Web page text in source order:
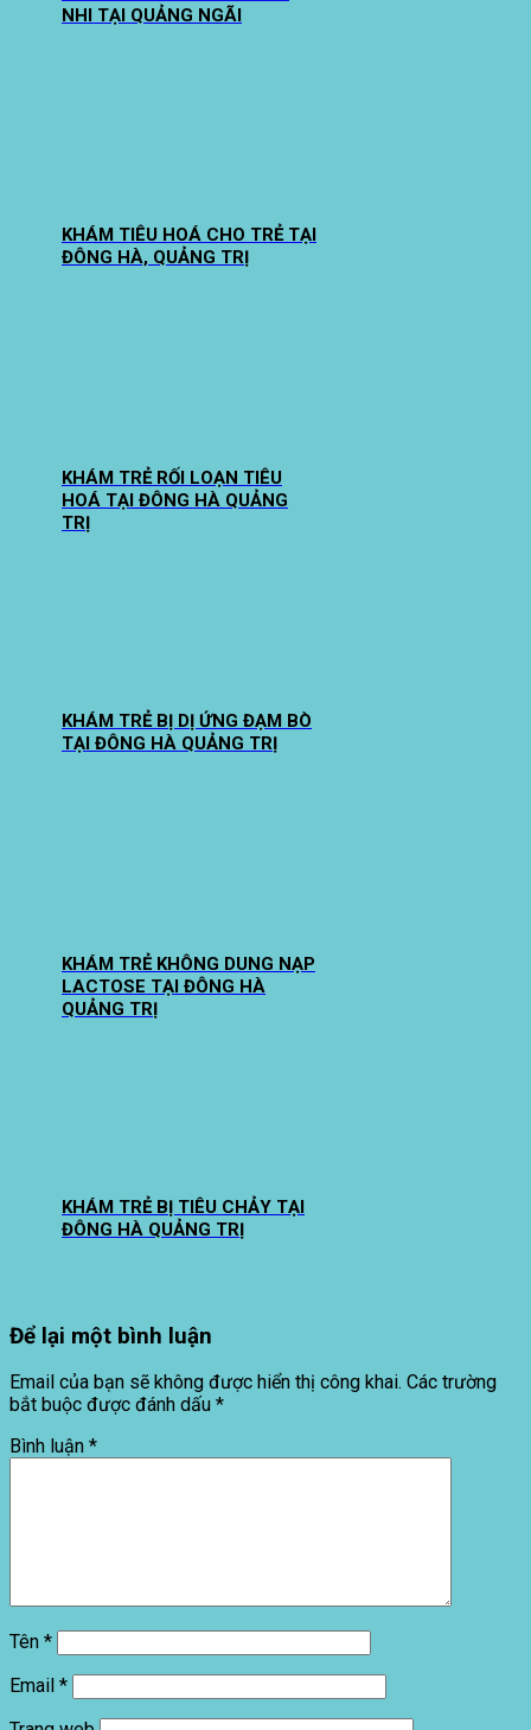
NHI TẠI QUẢNG NGÃI
KHÁM TIÊU HOÁ CHO TRẺ TẠI
ĐÔNG HÀ, QUẢNG TRỊ
KHÁM TRẺ RỐI LOẠN TIÊU
HOÁ TẠI ĐÔNG HÀ QUẢNG
TRỊ
KHÁM TRẺ BỊ DỊ ỨNG ĐẠM BÒ
TẠI ĐÔNG HÀ QUẢNG TRỊ
KHÁM TRẺ KHÔNG DUNG NẠP
LACTOSE TẠI ĐÔNG HÀ
QUẢNG TRỊ
KHÁM TRẺ BỊ TIÊU CHẢY TẠI
ĐÔNG HÀ QUẢNG TRỊ
Để lại một bình luận
Email của bạn sẽ không được hiển thị công khai. Các trường
bắt buộc được đánh dấu *
Bình luận *
Tên *
Email *